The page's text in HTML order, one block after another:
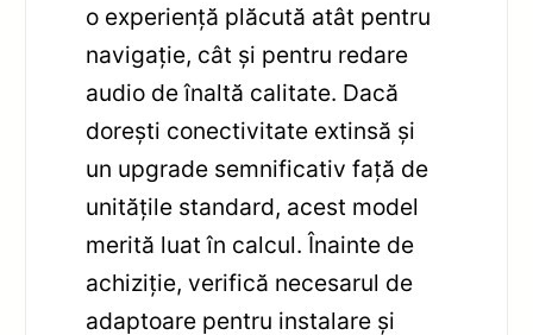
o experiență plăcută atât pentru
navigație, cât și pentru redare
audio de înaltă calitate. Dacă
dorești conectivitate extinsă și
un upgrade semnificativ față de
unitățile standard, acest model
merită luat în calcul. Înainte de
achiziție, verifică necesarul de
adaptoare pentru instalare și